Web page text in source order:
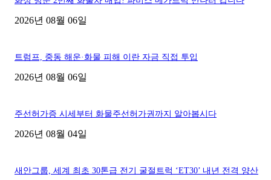
2026년 08월 06일
트럼프, 중동 해운·화물 피해 이란 자금 직접 투입
2026년 08월 06일
주선허가증 시세부터 화물주선허가권까지 알아봅시다
2026년 08월 04일
새안그룹, 세계 최초 30톤급 전기 굴절트럭 ‘ET30’ 내년 전격 양산